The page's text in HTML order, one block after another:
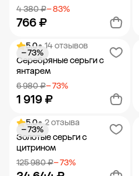
4 380 ₽− 83%
766 ₽
Добавить в корзину
5.0• 14 отзывов
Серебряные серьги с
янтарем
6 980 ₽− 73%
1 919 ₽
− 73%
Добавить в корзину
5.0• 2 отзыва
Золотые серьги с
цитрином
125 980 ₽− 73%
− 73%